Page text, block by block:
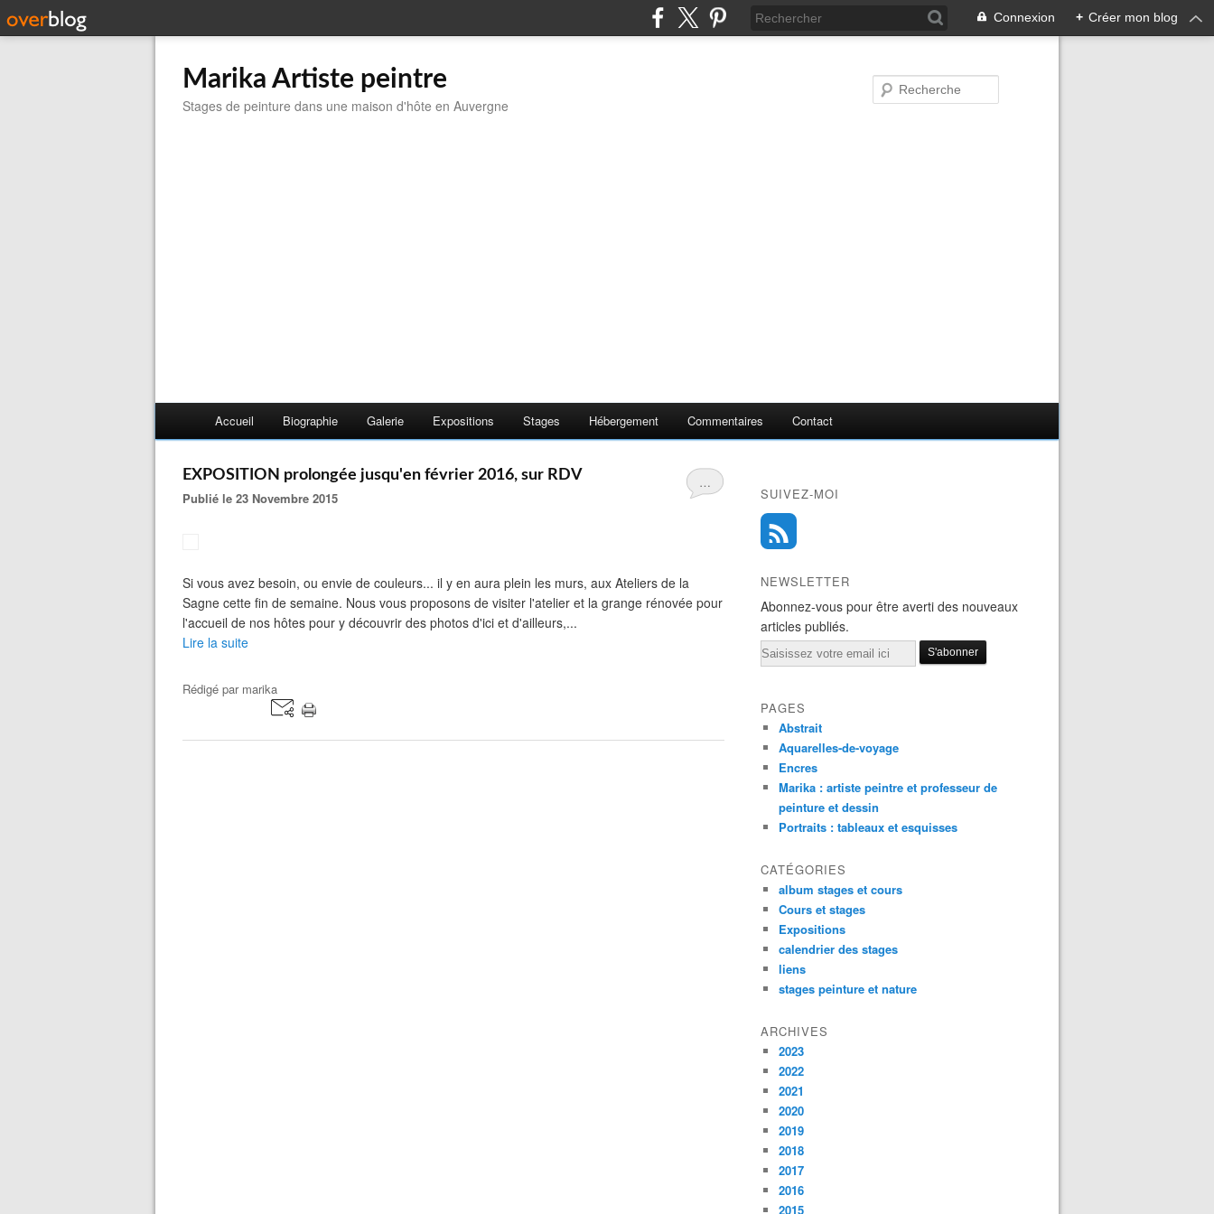
Connexion + Créer mon blog
Marika Artiste peintre
Stages de peinture dans une maison d'hôte en Auvergne
Accueil Biographie Galerie Expositions Stages Hébergement Commentaires Contact
…
EXPOSITION prolongée jusqu'en février 2016, sur RDV
Publié le 23 Novembre 2015
Si vous avez besoin, ou envie de couleurs... il y en aura plein les murs, aux Ateliers de la
Sagne cette fin de semaine. Nous vous proposons de visiter l'atelier et la grange rénovée pour
l'accueil de nos hôtes pour y découvrir des photos d'ici et d'ailleurs,...
Lire la suite
Rédigé par marika
SUIVEZ-MOI
NEWSLETTER
Abonnez-vous pour être averti des nouveaux
articles publiés.
Email
PAGES
Abstrait
Aquarelles-de-voyage
Encres
Marika : artiste peintre et professeur de
peinture et dessin
Portraits : tableaux et esquisses
CATÉGORIES
album stages et cours
Cours et stages
Expositions
calendrier des stages
liens
stages peinture et nature
ARCHIVES
2023
2022
2021
2020
2019
2018
2017
2016
2015